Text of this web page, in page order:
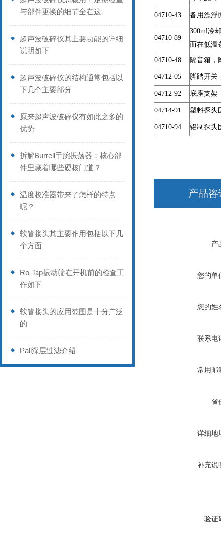
与部件更换的细节全在这
超声波破碎仪其主要功能的详细
说明如下
超声波破碎仪的结构通常包括以
下几个主要部分
原来超声波破碎仪有如此之多的
优势
拆解Burrell手腕振荡器：核心部
件里藏着哪些硬核门道？
温度校准器带来了怎样的特点
呢？
软管接头其主要作用包括以下几
个方面
Ro-Tap振动筛在开机前的检查工
作如下
软管接头的应用范围是十分广泛
的
Pall深层过滤介绍
04710-43 备用漂浮
04710-89
300ml冷
而在低温
04710-48 隔音箱，
04712-05 脚踏开关
04712-92 底座支架
04714-91 塑料探头
04710-94 铝制探头
产品咨
产
您的单
您的姓
联系电
常用邮
省
详细地
补充说
验证